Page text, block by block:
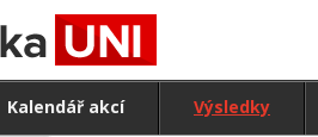
Kalendář akcí Výsledky